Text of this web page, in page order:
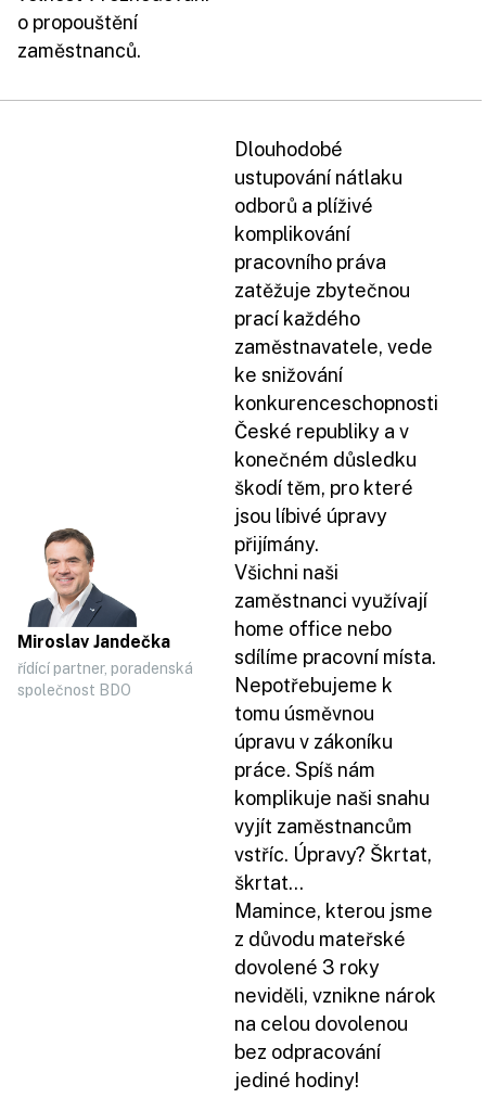
o propouštění
zaměstnanců.
Miroslav Jandečka
řídící partner, poradenská
společnost BDO
Dlouhodobé
ustupování nátlaku
odborů a plíživé
komplikování
pracovního práva
zatěžuje zbytečnou
prací každého
zaměstnavatele, vede
ke snižování
konkurenceschopnosti
České republiky a v
konečném důsledku
škodí těm, pro které
jsou líbivé úpravy
přijímány.
Všichni naši
zaměstnanci využívají
home office nebo
sdílíme pracovní místa.
Nepotřebujeme k
tomu úsměvnou
úpravu v zákoníku
práce. Spíš nám
komplikuje naši snahu
vyjít zaměstnancům
vstříc. Úpravy? Škrtat,
škrtat...
Mamince, kterou jsme
z důvodu mateřské
dovolené 3 roky
neviděli, vznikne nárok
na celou dovolenou
bez odpracování
jediné hodiny!